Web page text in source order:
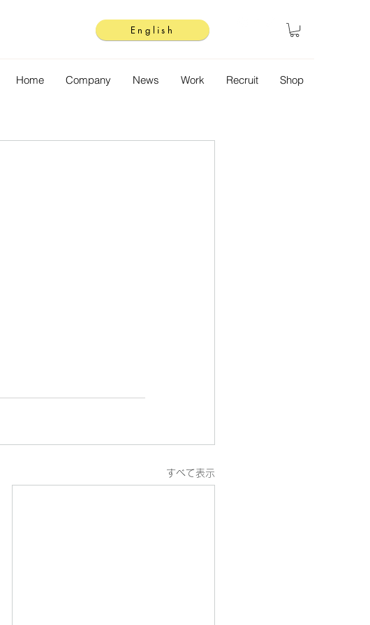
English
Home Company News Work Recruit Shop
すべて表示